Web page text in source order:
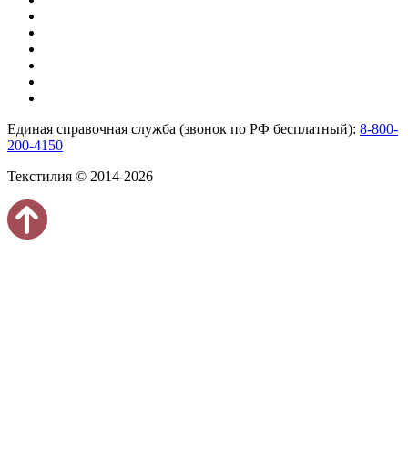
Единая справочная служба (звонок по РФ бесплатный): 8-800-
200-4150
Текстилия © 2014-2026